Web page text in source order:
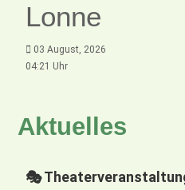
Lonne
03 August, 2026
04:21 Uhr
Aktuelles
🎭